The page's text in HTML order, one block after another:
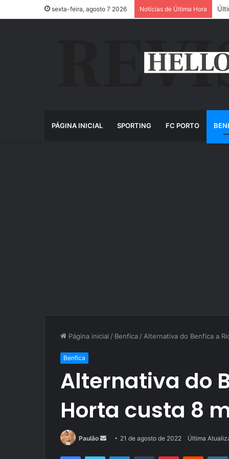
sexta-feira, agosto 7 2026 Notícias de Última Hora
PÁGINA INICIAL SPORTING FC PORTO
Página inicial / Benfica / Alternativa do Benfica a
Benfica
Alternativa do
Horta custa 8
Paulão
Mande21 de agosto de 2022 Última
FacebookTwitter LinkedinTumblr PinterestReddit